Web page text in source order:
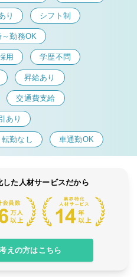
り シフト制
～勤務OK
用 学歴不問
昇給あり
交通費支給
あり
転勤なし 車通勤OK
した人材サービスだから
えの方はこちら